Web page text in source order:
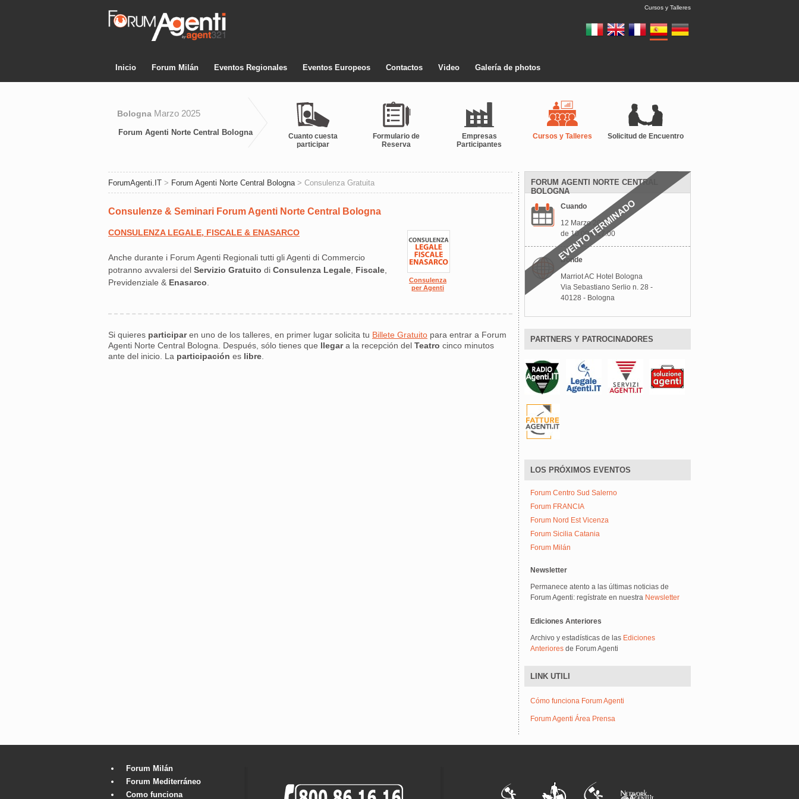
Cursos y Talleres
Inicio Forum Milán Eventos Regionales Eventos Europeos Contactos Video Galería de photos
Forum Agenti Norte Central Bologna
Cuanto cuesta
participar
Formulario de
Reserva
Empresas
Participantes
Cursos y Talleres Solicitud de Encuentro
Bologna Marzo 2025
ForumAgenti.IT > Forum Agenti Norte Central Bologna> Consulenza Gratuita
Consulenze & Seminari Forum Agenti Norte Central Bologna
CONSULENZA LEGALE, FISCALE & ENASARCO
Anche durante i Forum Agenti Regionali tutti gli Agenti di Commercio
potranno avvalersi del Servizio Gratuito di Consulenza Legale Fiscale
Previdenziale & Enasarco
Consulenza
per Agenti
Si quieres participaren uno de los talleres, en primer lugar solicita tu Billete Gratuito para entrar a Forum
Agenti Norte Central Bologna. Después, sólo tienes que llegara la recepción del Teatro cinco minutos
ante del inicio. La participación es libre
FORUM AGENTI NORTE CENTRAL
BOLOGNA
Cuando
12 Marzo 2025
de 10:00 a 17:00
Donde
Marriot AC Hotel Bologna
Via Sebastiano Serlio n. 28 -
40128 - Bologna
PARTNERS Y PATROCINADORES
LOS PRÓXIMOS EVENTOS
Forum Centro Sud Salerno
Forum FRANCIA
Forum Nord Est Vicenza
Forum Sicilia Catania
Forum Milán
Newsletter
Permanece atento a las últimas noticias de
Forum Agenti: regístrate en nuestra Newsletter
Ediciones Anteriores
Archivo y estadísticas de las Ediciones
Anteriores de Forum Agenti
LINK UTILI
Cómo funciona Forum Agenti
Forum Agenti Área Prensa
Forum Milán
Forum Mediterráneo
Como funciona